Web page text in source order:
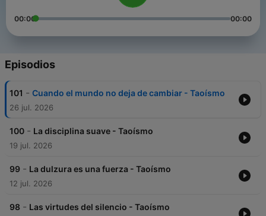
00:00 00:00
Episodios
101 - Cuando el mundo no deja de cambiar - Taoísmo
26 jul. 2026
100 - La disciplina suave - Taoísmo
19 jul. 2026
99 - La dulzura es una fuerza - Taoísmo
12 jul. 2026
98 - Las virtudes del silencio - Taoísmo